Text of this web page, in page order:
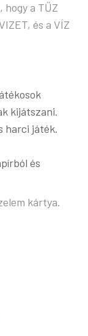
hogy a TŰZ
és a VÍZ
kijátszani.
harci játék.
és
kártya.